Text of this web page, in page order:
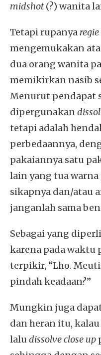
midshot(?) wanita
Tetapi rupanya regie
mengemukakan
dua orang wanita
memikirkan nasib
Menurut pendapat
dipergunakan
tetapi adalah
perbedaannya,
pakaiannya satu
lain yang tua
sikapnya dan/atau
janganlah sama
Sebagai yang
karena pada
terpikir, “Lho.
pindah keadaan?”
Mungkin juga
dan heran itu,
laludissolve close up